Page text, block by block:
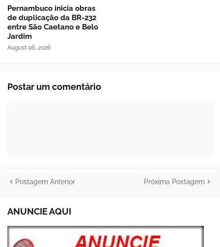
Pernambuco inicia obras
de duplicação da BR-232
entre São Caetano e Belo
Jardim
August 06, 2026
Postar um comentário
Postagem Anterior Próxima Postagem
ANUNCIE AQUI